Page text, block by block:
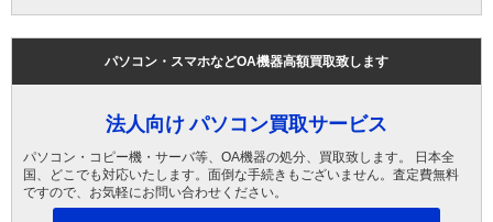
パソコン・スマホなどOA機器高額買取致します
法人向け パソコン買取サービス
パソコン・コピー機・サーバ等、OA機器の処分、買取致します。 日本全
国、どこでも対応いたします。面倒な手続きもございません。査定費無料
ですので、お気軽にお問い合わせください。